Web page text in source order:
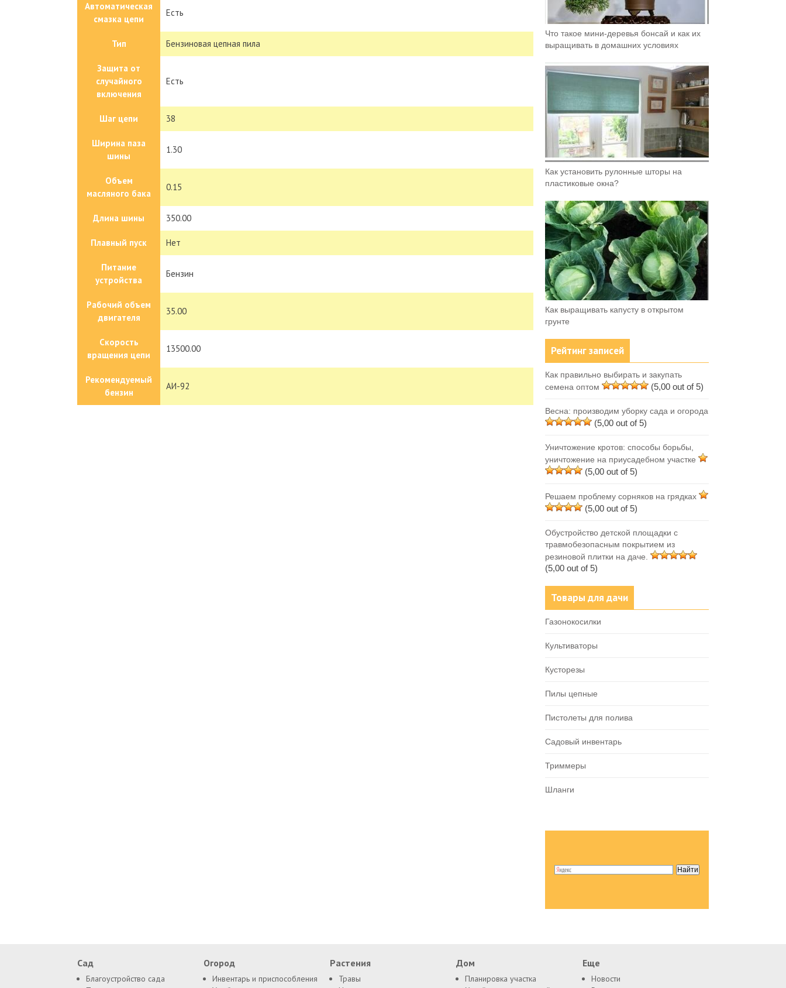
Автоматическая
смазка цепи
Есть
Тип Бензиновая цепная пила
Защита от
случайного
включения
Есть
Шаг цепи 38
Ширина паза
шины
1.30
Объем
масляного бака
0.15
Длина шины 350.00
Плавный пуск Нет
Питание
устройства
Бензин
Рабочий объем
двигателя
35.00
Скорость
вращения цепи
13500.00
Рекомендуемый
бензин
АИ-92
Что такое мини-деревья бонсай и как их
выращивать в домашних условиях
Как установить рулонные шторы на
пластиковые окна?
Как выращивать капусту в открытом
грунте
Рейтинг записей
Как правильно выбирать и закупать
семена оптом
(5,00 out of 5)
Весна: производим уборку сада и огорода
(5,00 out of 5)
Уничтожение кротов: способы борьбы,
уничтожение на приусадебном участке
(5,00 out of 5)
Решаем проблему сорняков на грядках
(5,00 out of 5)
Обустройство детской площадки с
травмобезопасным покрытием из
резиновой плитки на даче.
(5,00 out of 5)
Товары для дачи
Газонокосилки
Культиваторы
Кусторезы
Пилы цепные
Пистолеты для полива
Садовый инвентарь
Триммеры
Шланги
Сад
Благоустройство сада
Огород
Инвентарь и приспособления
Растения
Травы
Дом
Планировка участка
Еще
Новости